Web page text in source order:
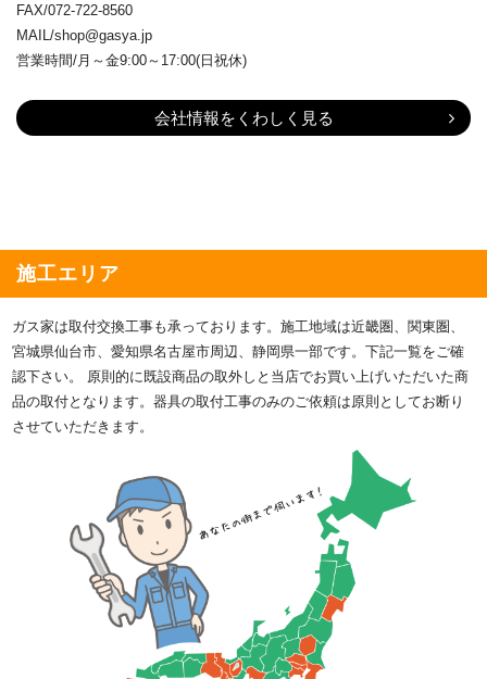
FAX/072-722-8560
MAIL/shop@gasya.jp
営業時間/月～金9:00～17:00(日祝休)
会社情報をくわしく見る
施工エリア
ガス家は取付交換工事も承っております。施工地域は近畿圏、関東圏、
宮城県仙台市、愛知県名古屋市周辺、静岡県一部です。下記一覧をご確
認下さい。 原則的に既設商品の取外しと当店でお買い上げいただいた商
品の取付となります。器具の取付工事のみのご依頼は原則としてお断り
させていただきます。